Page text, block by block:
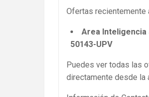
Ofertas recientemente
Area
50143-UPV
Puedes ver todas las
directamente desde la